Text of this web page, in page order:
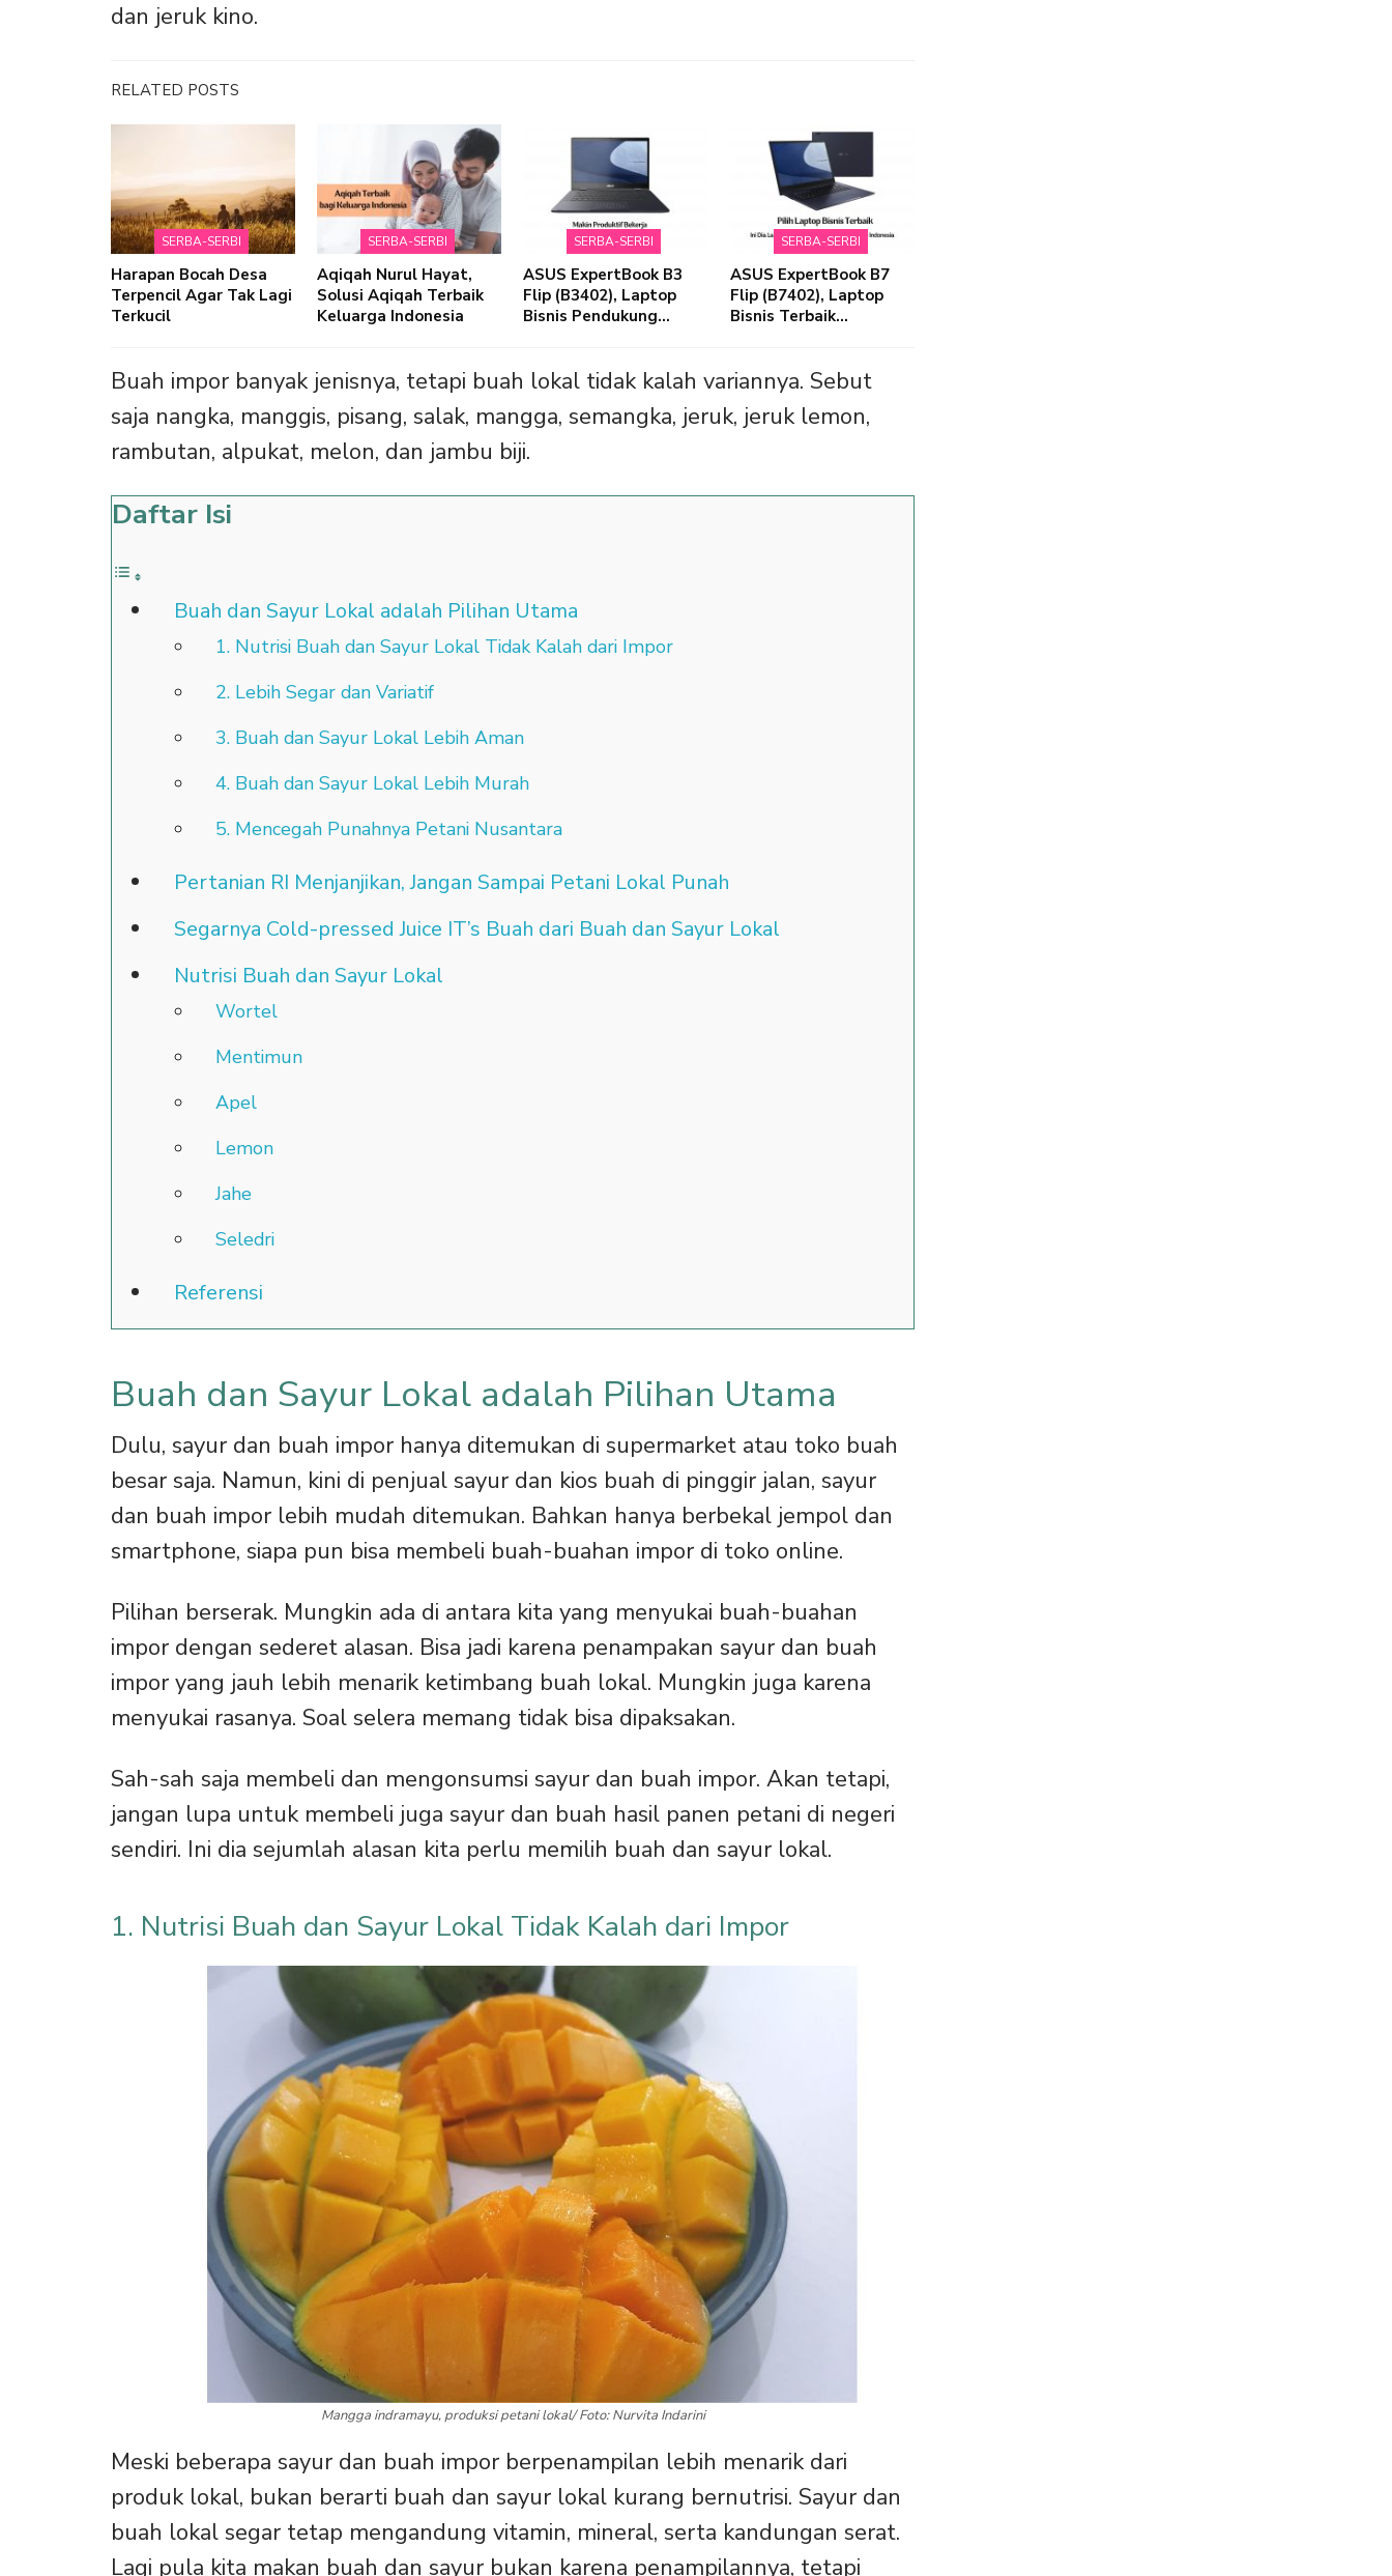
dan jeruk kino.
RELATED POSTS
SERBA-SERBI
Harapan Bocah Desa
Terpencil Agar Tak Lagi
Terkucil
SERBA-SERBI
Aqiqah Nurul Hayat,
Solusi Aqiqah Terbaik
Keluarga Indonesia
SERBA-SERBI
ASUS ExpertBook B3
Flip (B3402), Laptop
Bisnis Pendukung…
SERBA-SERBI
ASUS ExpertBook B7
Flip (B7402), Laptop
Bisnis Terbaik…
Buah impor banyak jenisnya, tetapi buah lokal tidak kalah variannya. Sebut
saja nangka, manggis, pisang, salak, mangga, semangka, jeruk, jeruk lemon,
rambutan, alpukat, melon, dan jambu biji.
Daftar Isi
Buah dan Sayur Lokal adalah Pilihan Utama
1. Nutrisi Buah dan Sayur Lokal Tidak Kalah dari Impor
2. Lebih Segar dan Variatif
3. Buah dan Sayur Lokal Lebih Aman
4. Buah dan Sayur Lokal Lebih Murah
5. Mencegah Punahnya Petani Nusantara
Pertanian RI Menjanjikan, Jangan Sampai Petani Lokal Punah
Segarnya Cold-pressed Juice IT’s Buah dari Buah dan Sayur Lokal
Nutrisi Buah dan Sayur Lokal
Wortel
Mentimun
Apel
Lemon
Jahe
Seledri
Referensi
Buah dan Sayur Lokal adalah Pilihan Utama
Dulu, sayur dan buah impor hanya ditemukan di supermarket atau toko buah
besar saja. Namun, kini di penjual sayur dan kios buah di pinggir jalan, sayur
dan buah impor lebih mudah ditemukan. Bahkan hanya berbekal jempol dan
smartphone, siapa pun bisa membeli buah-buahan impor di toko online.
Pilihan berserak. Mungkin ada di antara kita yang menyukai buah-buahan
impor dengan sederet alasan. Bisa jadi karena penampakan sayur dan buah
impor yang jauh lebih menarik ketimbang buah lokal. Mungkin juga karena
menyukai rasanya. Soal selera memang tidak bisa dipaksakan.
Sah-sah saja membeli dan mengonsumsi sayur dan buah impor. Akan tetapi,
jangan lupa untuk membeli juga sayur dan buah hasil panen petani di negeri
sendiri. Ini dia sejumlah alasan kita perlu memilih buah dan sayur lokal.
1. Nutrisi Buah dan Sayur Lokal Tidak Kalah dari Impor
Mangga indramayu, produksi petani lokal/ Foto: Nurvita Indarini
Meski beberapa sayur dan buah impor berpenampilan lebih menarik dari
produk lokal, bukan berarti buah dan sayur lokal kurang bernutrisi. Sayur dan
buah lokal segar tetap mengandung vitamin, mineral, serta kandungan serat.
Lagi pula kita makan buah dan sayur bukan karena penampilannya, tetapi